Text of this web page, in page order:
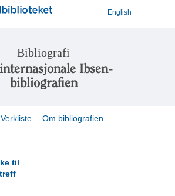
English
Bibliografi
Ibsen-
bibliografien
Verkliste Om bibliografien
til